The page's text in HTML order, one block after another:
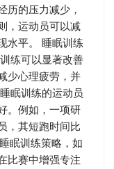
历的压力减少，
，运动员可以减
水平。 睡眠训练
练可以显著改善
少心理疲劳，并
眠训练的运动员
。例如，一项研
，其短跑时间比
眠训练策略，如
比赛中增强专注